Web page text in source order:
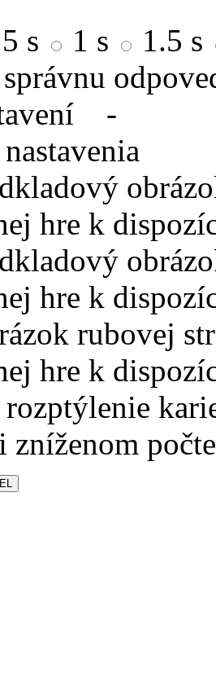
s 1 s
1.5 s
-
hre k
hre k
rubovej
hre k
rozptýlenie
zníženom